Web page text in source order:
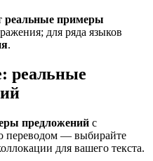
реальные примеры
для ряда языков
.
реальные
предложений с
переводом — выбирайте
для вашего текста.